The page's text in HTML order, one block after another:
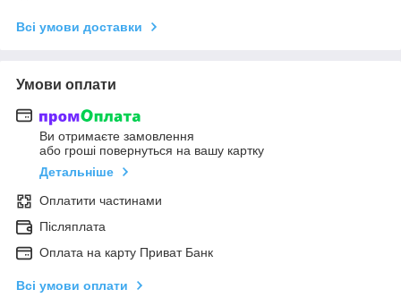
Всі умови доставки
Умови оплати
Ви отримаєте замовлення
або гроші повернуться на вашу картку
Детальніше
Оплатити частинами
Післяплата
Оплата на карту Приват Банк
Всі умови оплати